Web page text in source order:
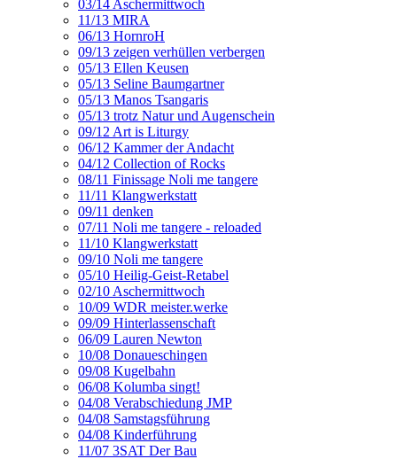
03/14 Aschermittwoch
11/13 MIRA
06/13 HornroH
09/13 zeigen verhüllen verbergen
05/13 Ellen Keusen
05/13 Seline Baumgartner
05/13 Manos Tsangaris
05/13 trotz Natur und Augenschein
09/12 Art is Liturgy
06/12 Kammer der Andacht
04/12 Collection of Rocks
08/11 Finissage Noli me tangere
11/11 Klangwerkstatt
09/11 denken
07/11 Noli me tangere - reloaded
11/10 Klangwerkstatt
09/10 Noli me tangere
05/10 Heilig-Geist-Retabel
02/10 Aschermittwoch
10/09 WDR meister.werke
09/09 Hinterlassenschaft
06/09 Lauren Newton
10/08 Donaueschingen
09/08 Kugelbahn
06/08 Kolumba singt!
04/08 Verabschiedung JMP
04/08 Samstagsführung
04/08 Kinderführung
11/07 3SAT Der Bau